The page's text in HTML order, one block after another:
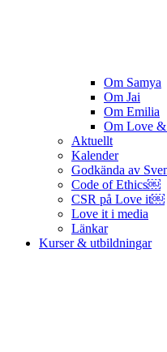
Om Samya
Om Jai
Om Emilia
Om Love
Aktuellt
Kalender
Godkända av
Code of Ethics￼
CSR på Love it￼
Love it i media
Länkar
Kurser & utbildningar